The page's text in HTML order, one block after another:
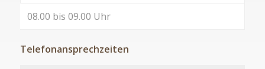
08.00 bis 09.00 Uhr
Telefonansprechzeiten